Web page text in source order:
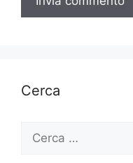
Cerca
Ricerca